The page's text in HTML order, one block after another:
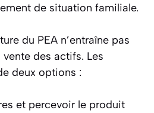
de situation familiale.
du PEA n’entraîne pas
des actifs. Les
deux options :
et percevoir le produit